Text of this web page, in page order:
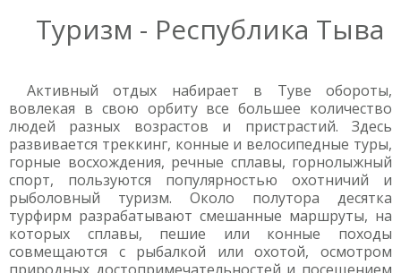
Туризм - Республика Тыва
Активный отдых набирает в Туве обороты,
вовлекая в свою орбиту все большее количество
людей разных возрастов и пристрастий. Здесь
развивается треккинг, конные и велосипедные туры,
горные восхождения, речные сплавы, горнолыжный
спорт, пользуются популярностью охотничий и
рыболовный туризм. Около полутора десятка
турфирм разрабатывают смешанные маршруты, на
которых сплавы, пешие или конные походы
совмещаются с рыбалкой или охотой, осмотром